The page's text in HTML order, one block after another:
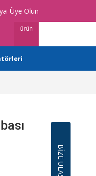
Üye Olun
ürün
BİZE ULAŞIN